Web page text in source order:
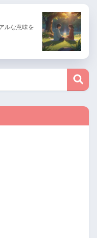
ルな意味を